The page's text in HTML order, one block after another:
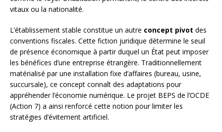
vitaux ou la nationalité.
L’établissement stable constitue un autre concept pivot des
conventions fiscales. Cette fiction juridique détermine le seuil
de présence économique à partir duquel un État peut imposer
les bénéfices d’une entreprise étrangère. Traditionnellement
matérialisé par une installation fixe d’affaires (bureau, usine,
succursale), ce concept connaît des adaptations pour
appréhender l’économie numérique. Le projet BEPS de l’OCDE
(Action 7) a ainsi renforcé cette notion pour limiter les
stratégies d’évitement artificiel.